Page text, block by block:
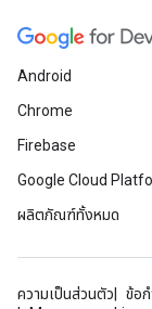
Android
Chrome
Firebase
Google Cloud
ผลิตภัณฑ์ทั้งหมด
ความเป็นส่วนตัว ข้อ